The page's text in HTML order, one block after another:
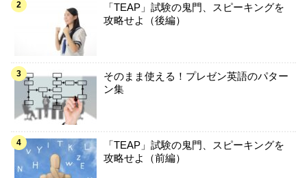
「TEAP」試験の鬼門、スピーキングを
攻略せよ（後編）
そのまま使える！プレゼン英語のパター
ン集
「TEAP」試験の鬼門、スピーキングを
攻略せよ（前編）